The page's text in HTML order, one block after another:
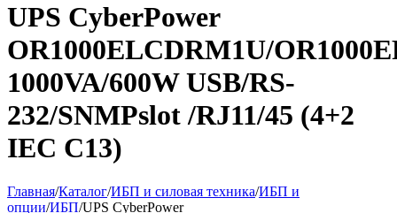
UPS CyberPower
OR1000ELCDRM1U/
1000VA/600W USB/RS-
232/SNMPslot /RJ11/45 (4+2
IEC С13)
Главная/Каталог/ИБП и силовая техника/ИБП и
опции/ИБП/UPS CyberPower